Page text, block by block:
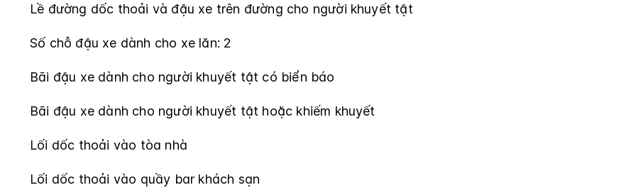
Lề đường dốc thoải và đậu xe trên đường cho người khuyết tật
Số chỗ đậu xe dành cho xe lăn: 2
Bãi đậu xe dành cho người khuyết tật có biển báo
Bãi đậu xe dành cho người khuyết tật hoặc khiếm khuyết
Lối dốc thoải vào tòa nhà
Lối dốc thoải vào quầy bar khách sạn